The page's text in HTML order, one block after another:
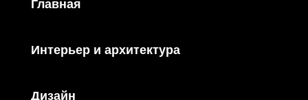
Главная
Интерьер и архитектура
Дизайн